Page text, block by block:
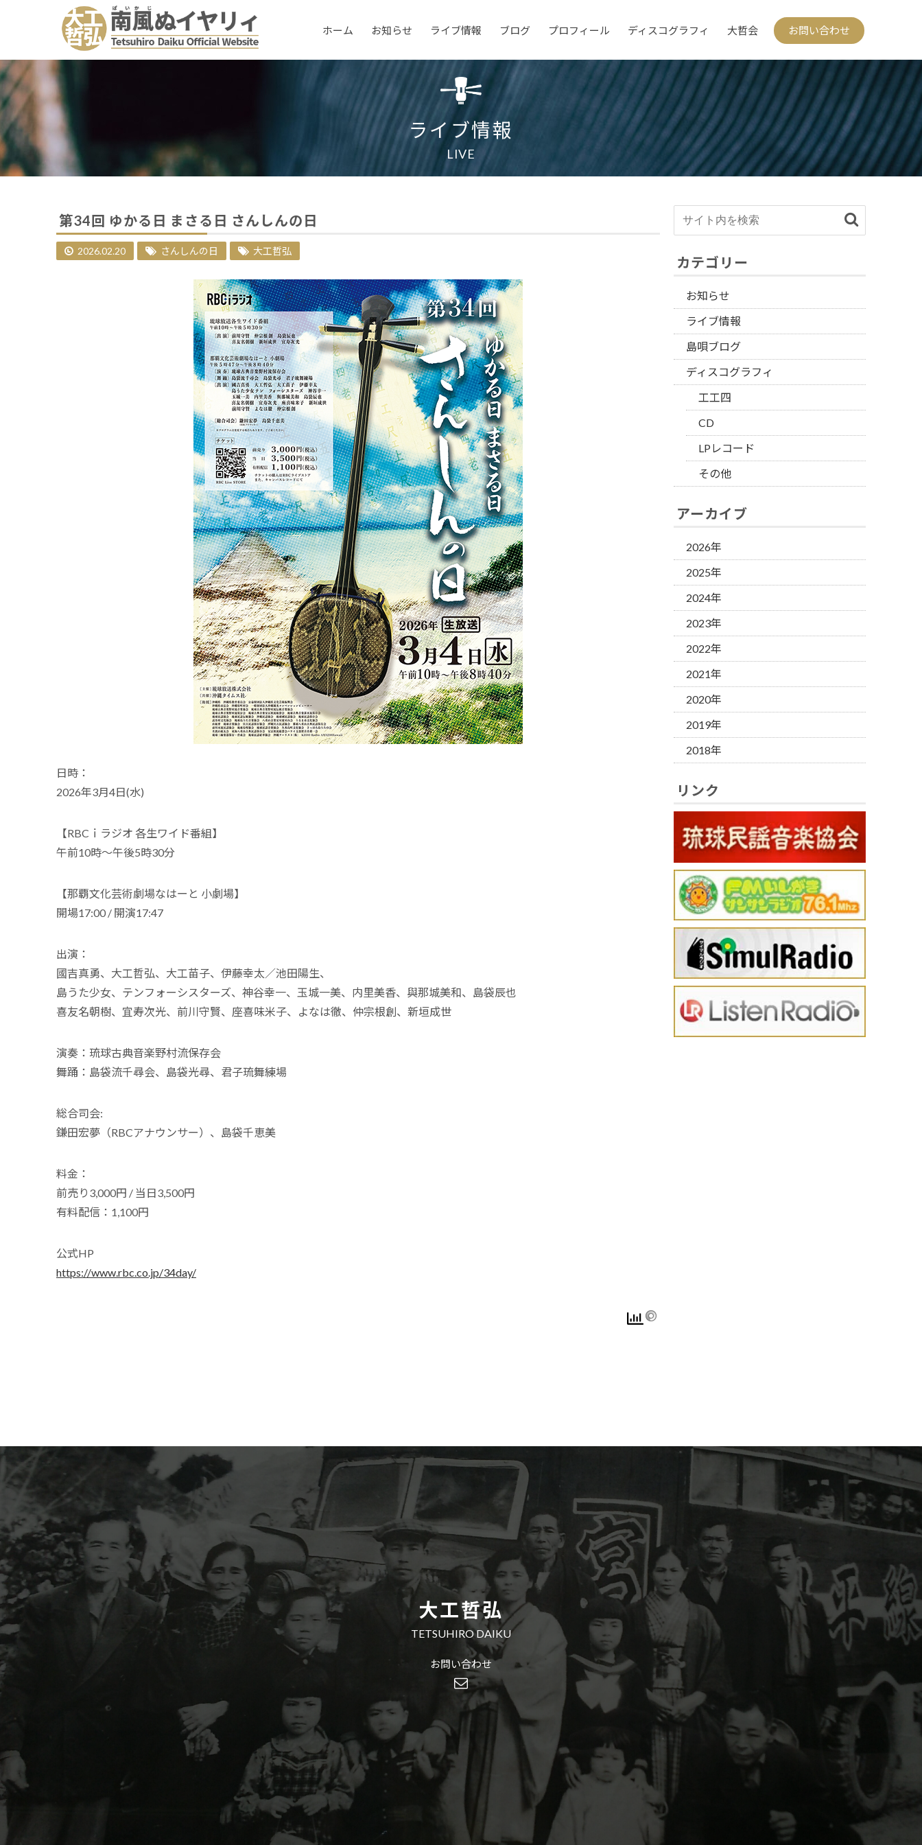
ホーム お知らせ ライブ情報 ブログ プロフィール ディスコグラフィ 大哲会 お問い合わせ
ライブ情報
LIVE
第34回 ゆかる日 まさる日 さんしんの日
2026.02.20 さんしんの日 大工哲弘
日時：
2026年3月4日(水)
【RBCｉラジオ 各生ワイド番組】
午前10時～午後5時30分
【那覇文化芸術劇場なはーと 小劇場】
開場17:00 / 開演17:47
出演：
國吉真勇、大工哲弘、大工苗子、伊藤幸太／池田陽生、
島うた少女、テンフォーシスターズ、神谷幸一、玉城一美、内里美香、與那城美和、島袋辰也
喜友名朝樹、宜寿次光、前川守賢、座喜味米子、よなは徹、仲宗根創、新垣成世
演奏：琉球古典音楽野村流保存会
舞踊：島袋流千尋会、島袋光尋、君子琉舞練場
総合司会:
鎌田宏夢（RBCアナウンサー）、島袋千恵美
料金：
前売り3,000円 / 当日3,500円
有料配信：1,100円
公式HP
https://www.rbc.co.jp/34day/
カテゴリー
お知らせ
ライブ情報
島唄ブログ
ディスコグラフィ
工工四
CD
LPレコード
その他
アーカイブ
2026年
2025年
2024年
2023年
2022年
2021年
2020年
2019年
2018年
リンク
大工哲弘
TETSUHIRO DAIKU
お問い合わせ